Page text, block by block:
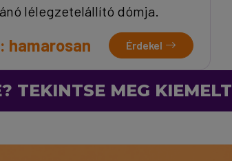
lélegzetelállító dómja.
hamarosan Érdekel
TEKINTSE MEG